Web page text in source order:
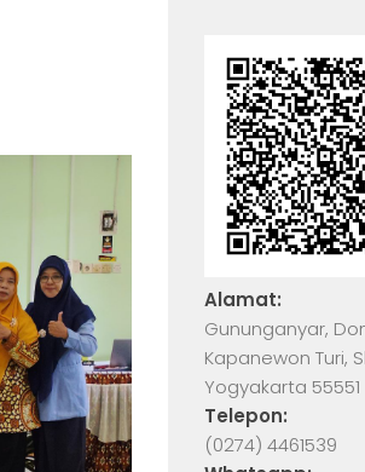
Alamat:
Gununganyar,
Kapanewon Turi,
Yogyakarta 55551
Telepon:
(0274) 4461539